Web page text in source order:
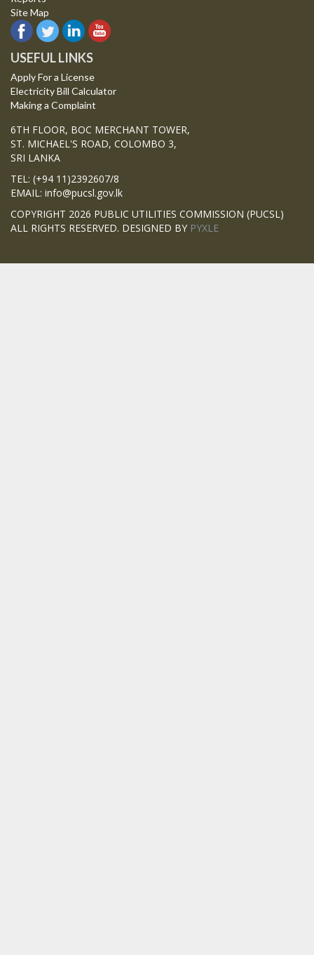
Site Map
USEFUL LINKS
Apply For a License
Electricity Bill Calculator
Making a Complaint
6TH FLOOR, BOC MERCHANT TOWER,
ST. MICHAEL'S ROAD, COLOMBO 3,
SRI LANKA
TEL: (+94 11)2392607/8
EMAIL: info@pucsl.gov.lk
COPYRIGHT 2026 PUBLIC UTILITIES COMMISSION (PUCSL)
ALL RIGHTS RESERVED. DESIGNED BY PYXLE